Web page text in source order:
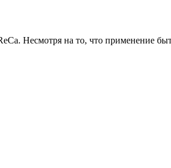
Несмотря на то, что применение